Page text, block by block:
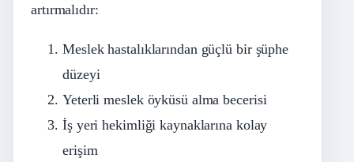
artırmalıdır:
Meslek hastalıklarından güçlü bir şüphe
düzeyi
Yeterli meslek öyküsü alma becerisi
İş yeri hekimliği kaynaklarına kolay
erişim